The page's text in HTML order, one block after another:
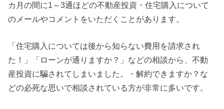
カ月の間に1～3通ほどの不動産投資・住宅購入について
のメールやコメントをいただくことがあります。
「住宅購入については後から知らない費用を請求され
た！」「ローンが通りますか？」などの相談から、不動
産投資に騙されてしまいました。・解約できますか？な
どの必死な思いで相談されている方が非常に多いです。